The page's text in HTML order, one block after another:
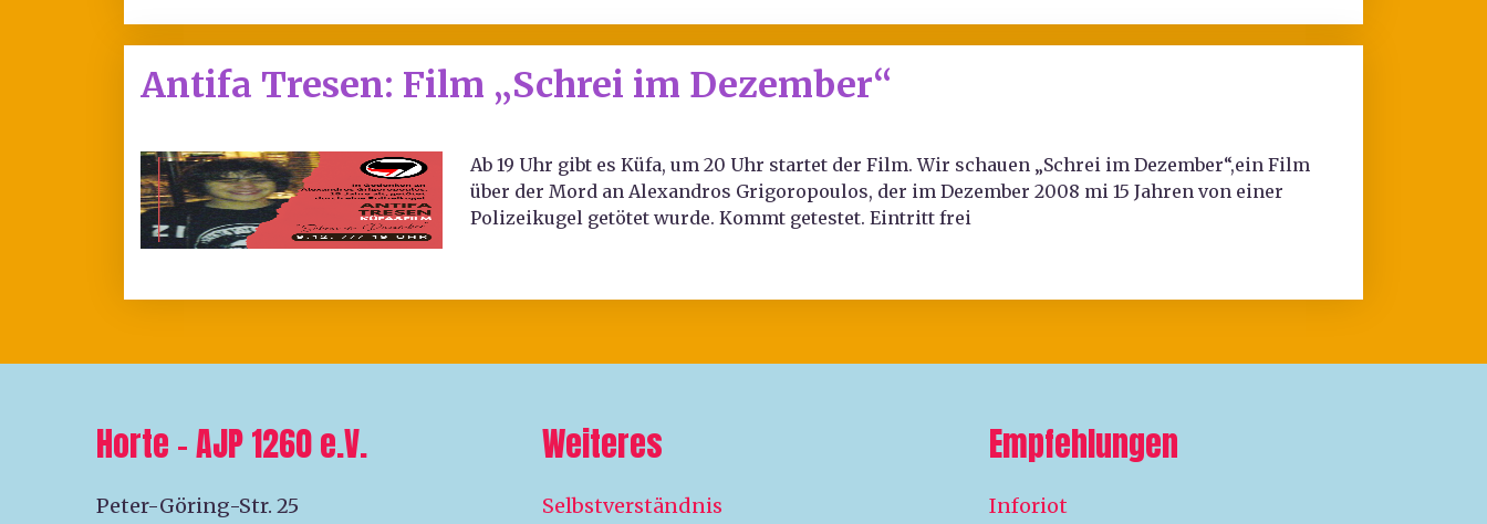
Antifa Tresen: Film „Schrei im Dezember“
Ab 19 Uhr gibt es Küfa, um 20 Uhr startet der Film. Wir schauen „Schrei im Dezember“,ein Film
über der Mord an Alexandros Grigoropoulos, der im Dezember 2008 mi 15 Jahren von einer
Polizeikugel getötet wurde. Kommt getestet. Eintritt frei
Horte – AJP 1260 e.V.
Peter-Göring-Str. 25
Weiteres
Selbstverständnis
Empfehlungen
Inforiot